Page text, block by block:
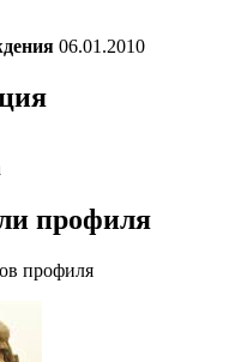
06.01.2010
профиля
профиля